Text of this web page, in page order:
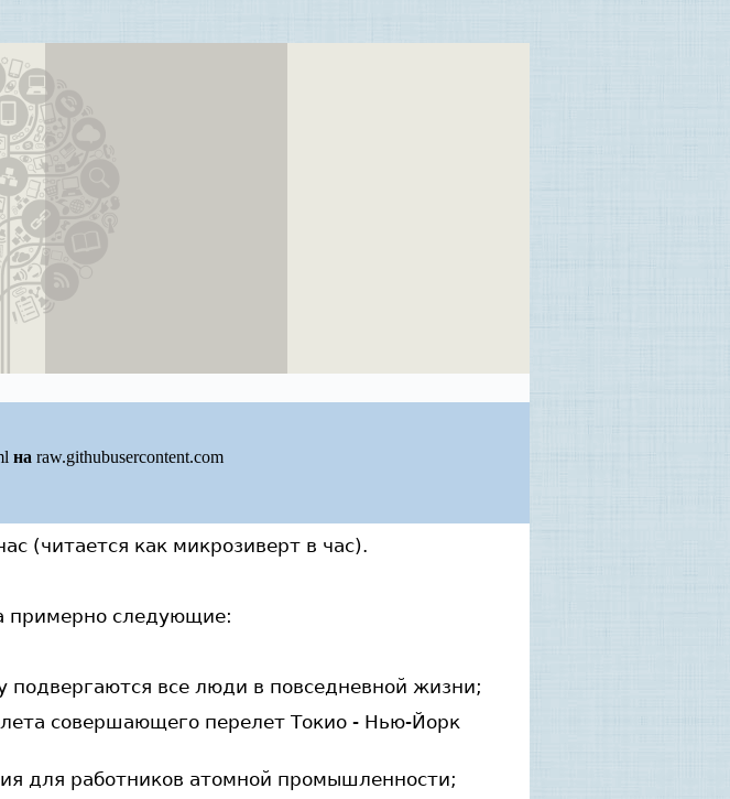
на raw.githubusercontent.com
(читается как микрозиверт в час).
примерно следующие:
все люди в повседневной жизни;
совершающего перелет Токио - Нью-Йорк
для работников атомной промышленности;